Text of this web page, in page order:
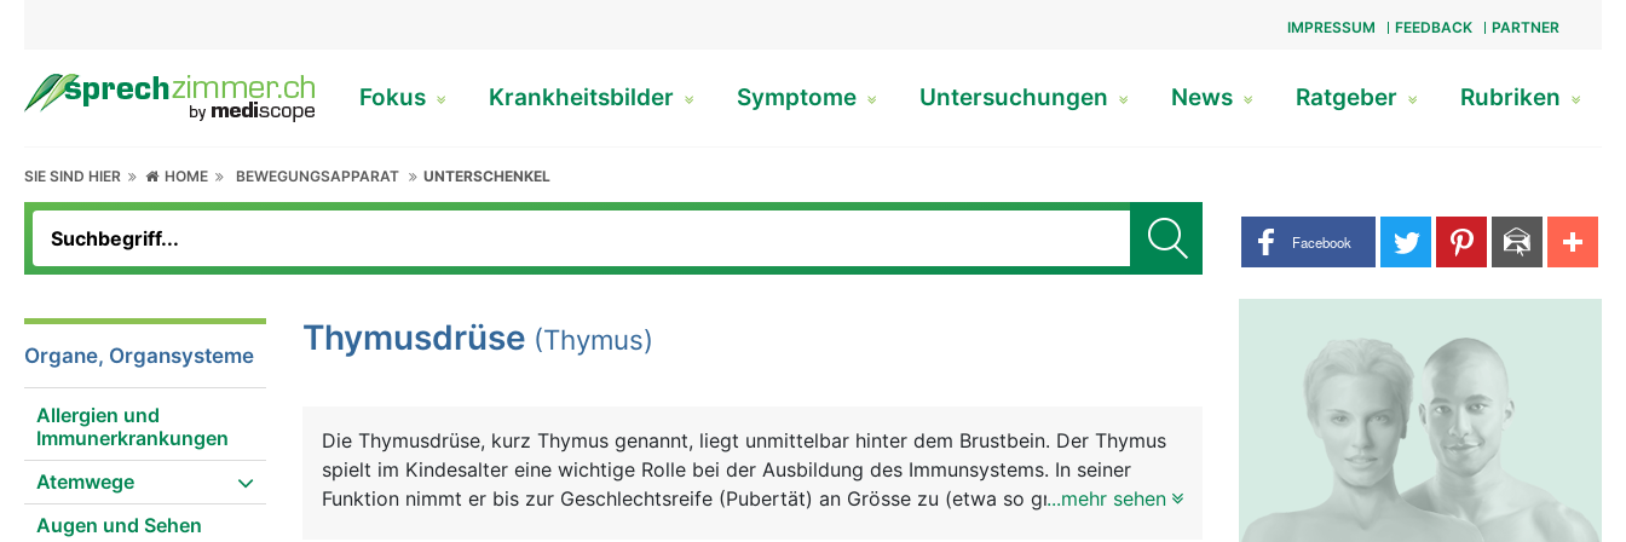
IMPRESSUM FEEDBACK PARTNER
Fokus Krankheitsbilder Symptome Untersuchungen News Ratgeber Rubriken
SIE SIND HIER HOME BEWEGUNGSAPPARAT UNTERSCHENKEL
Share buttons
Facebook
Organe, Organsysteme
Allergien und
Immunerkrankungen
Atemwege
Augen und Sehen
Thymusdrüse (Thymus)
Die Thymusdrüse, kurz Thymus genannt, liegt unmittelbar hinter dem Brustbein. Der Thymus
spielt im Kindesalter eine wichtige Rolle bei der Ausbildung des Immunsystems. In seiner
Funktion nimmt er bis zur Geschlechtsreife (Pubertät) an Grösse zu (etwa so gross wie eine
...mehr sehen